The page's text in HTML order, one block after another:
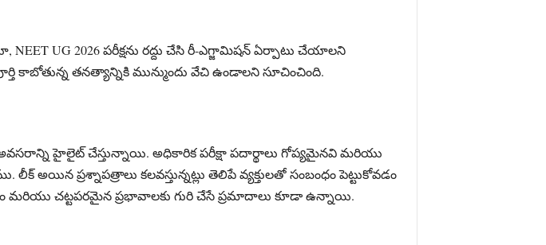
NEET UG 2026 పరీక్షను రద్దు చేసి రీ-ఎగ్జామిషన్ ఏర్పాటు చేయాలని
కాబోతున్న తనత్యాన్నికి మున్ముందు వేచి ఉండాలని సూచించింది.
హైలైట్ చేస్తున్నాయి. అధికారిక పరీక్షా పదార్థాలు గోప్యమైనవి మరియు
అయిన ప్రశ్నాపత్రాలు కలవస్తున్నట్లు తెలిపే వ్యక్తులతో సంబంధం పెట్టుకోవడం
మరియు చట్టపరమైన ప్రభావాలకు గురి చేసే ప్రమాదాలు కూడా ఉన్నాయి.